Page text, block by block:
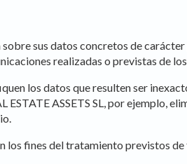
sus datos concretos de
realizadas o previstas de
los datos que resulten ser
ASSETS SL, por ejemplo,
los fines del tratamiento previstos